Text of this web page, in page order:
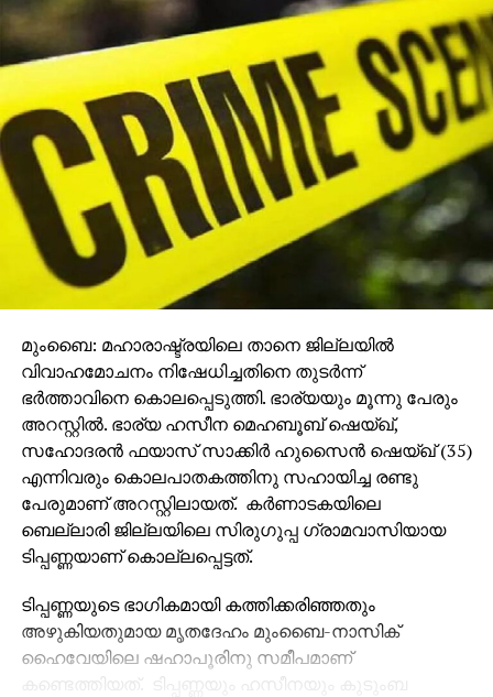
പ്ലാന്റുകളെക്കുറിച്ച് ഒട്ടേറെ പരാതികള്‍ ലഭിച്ചിരുന്നു.
തുടര്‍ന്ന് നടത്തിയ പരിശോധനയില്‍ ഓം ഗ്ലോബല്‍
ഓപ്പറേഷന്‍, എസ്എസ്ജി ലിമിറ്റഡ്, രംഭ
ഇന്‍ഫ്രാസ്ട്രക്ചര്‍ പ്രൈവറ്റ് ലിമിറ്റഡ്, യൂണിറ്റി
കണ്‍സ്ട്രക്ഷന്‍ പ്രൈവറ്റ് ലിമിറ്റഡ് എന്നിവയുടെ
പ്രവര്‍ത്തനം നിര്‍ത്താന്‍ ഉത്തരവിട്ടിരുന്നു.
താനെയിലും നവി മുംബൈയിലും ആറ് ആര്‍എംസി
യൂണിറ്റുകളും കല്യാണില്‍ ഒന്‍പത് യൂണിറ്റുകളും
മാനദണ്ഡങ്ങള്‍ ലംഘിച്ചതായി കണ്ടെത്തി.തുടര്‍ന്ന്
പ്രവര്‍ത്തനം അവസാനിപ്പിക്കാന്‍ ഉത്തരവിട്ടതായി
ഇതോടെ മൊത്തം പൂട്ടുന്നവ 19 ആയി. നിബന്ധനകള്‍
പാലിക്കാത്ത വ്യവസായങ്ങള്‍ക്കെതിരേ നടപടികള്‍
തുടരുമെന്നും എംപിസിബി വ്യക്തമാക്കി.
മുംബൈ: മഹാരാഷ്ട്രയിലെ താനെ ജില്ലയില്‍
വിവാഹമോചനം നിഷേധിച്ചതിനെ തുടര്‍ന്ന്
ഭര്‍ത്താവിനെ കൊലപ്പെടുത്തി. ഭാര്യയും മൂന്നു പേരും
അറസ്റ്റില്‍. ഭാര്യ ഹസീന മെഹബൂബ് ഷെയ്ഖ്,
സഹോദരന്‍ ഫയാസ് സാക്കിര്‍ ഹുസൈന്‍ ഷെയ്ഖ് (35)
എന്നിവരും കൊലപാതകത്തിനു സഹായിച്ച രണ്ടു
പേരുമാണ് അറസ്റ്റിലായത്. കര്‍ണാടകയിലെ
ബെല്ലാരി ജില്ലയിലെ സിരുഗുപ്പ ഗ്രാമവാസിയായ
ടിപ്പണ്ണയാണ് കൊല്ലപ്പെട്ടത്.
ടിപ്പണ്ണയുടെ ഭാഗികമായി കത്തിക്കരിഞ്ഞതും
അഴുകിയതുമായ മൃതദേഹം മുംബൈ-നാസിക്
ഹൈവേയിലെ ഷഹാപൂരിനു സമീപമാണ്
കണ്ടെത്തിയത്. ടിപ്പണ്ണയും ഹസീനയും കുടുംബ